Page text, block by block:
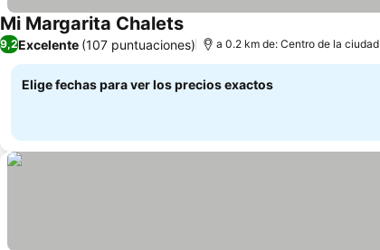
Mi Margarita ChaletsVer precios
9,2Excelente (107 puntuaciones) a 0.2 km de: Centro de la ciudad
Elige fechas para ver los precios exactos